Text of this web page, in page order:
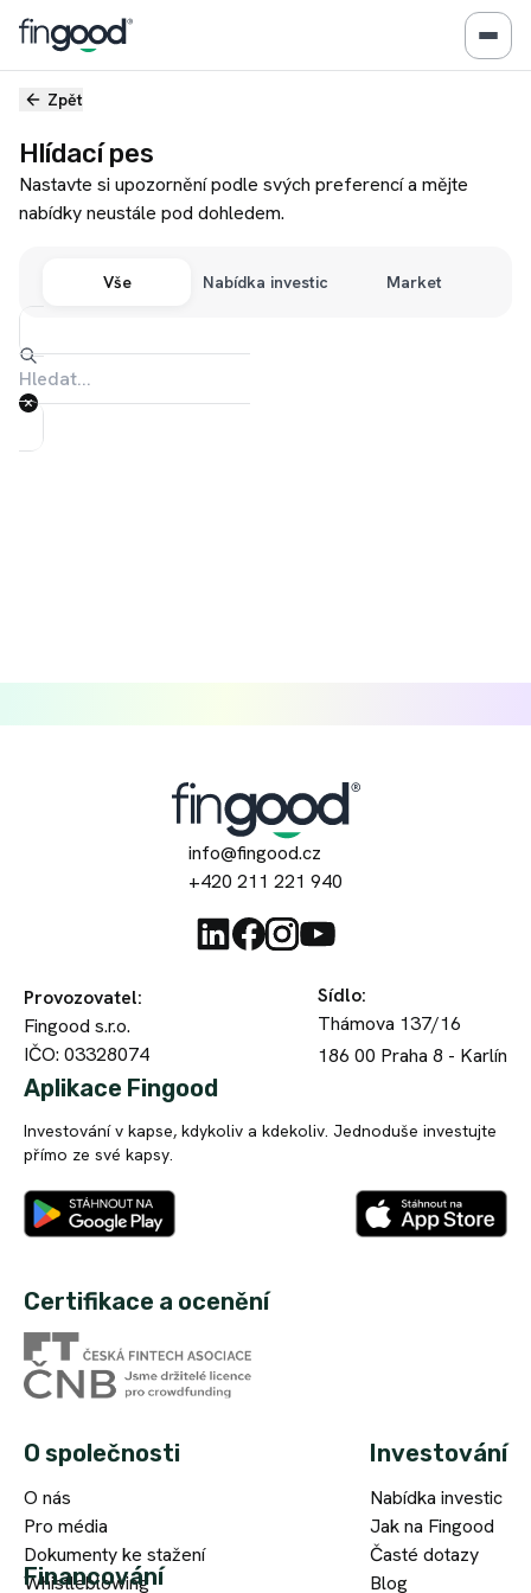
Zpět
Hlídací pes
Nastavte si upozornění podle svých preferencí a mějte
nabídky neustále pod dohledem.
Vše Nabídka investic Market
info@fingood.cz
+420 211 221 940
Provozovatel:
Fingood s.r.o.
IČO: 03328074
Sídlo:
Thámova 137/16
186 00 Praha 8 - Karlín
Aplikace Fingood
Investování v kapse, kdykoliv a kdekoliv. Jednoduše investujte
přímo ze své kapsy.
Certifikace a ocenění
O společnosti
O nás
Pro média
Dokumenty ke stažení
Whistleblowing
Investování
Nabídka investic
Jak na Fingood
Časté dotazy
Blog
Financování